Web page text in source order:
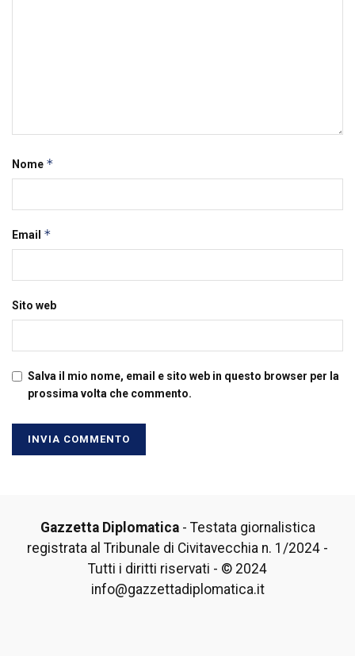
Nome *
Email *
Sito web
Salva il mio nome, email e sito web in questo browser per la
prossima volta che commento.
Gazzetta Diplomatica- Testata giornalistica
registrata al Tribunale di Civitavecchia n. 1/2024 -
Tutti i diritti riservati - © 2024
info@gazzettadiplomatica.it